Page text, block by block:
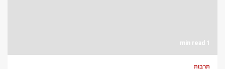
1 min read
תרבות